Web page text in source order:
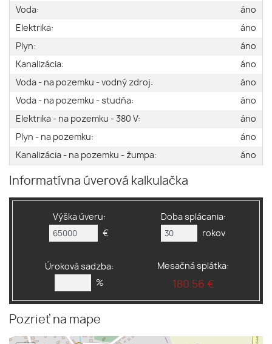
Voda:
áno
Elektrika:
áno
Plyn:
áno
Kanalizácia:
áno
Voda - na pozemku - vodný zdroj:
áno
Voda - na pozemku - studňa:
áno
Elektrika - na pozemku - 380 V:
áno
Plyn - na pozemku:
áno
Kanalizácia - na pozemku - žumpa:
áno
Informatívna úverová kalkulačka
Výška úveru:
€
Doba splácania:
rokov
Úroková sadzba:
%
Mesačná splátka:
180.56 €
Pozrieť na mape